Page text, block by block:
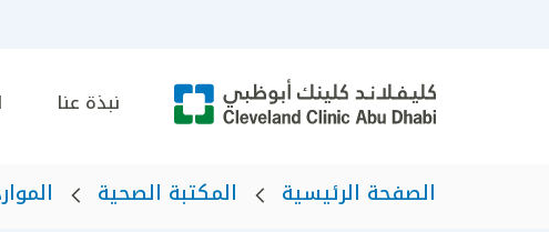
نبذة عنا
الصفحة الرئيسية المكتبة الصحية